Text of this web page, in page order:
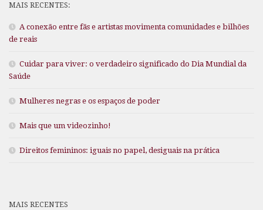
MAIS RECENTES:
A conexão entre fãs e artistas movimenta comunidades e bilhões
de reais
Cuidar para viver: o verdadeiro significado do Dia Mundial da
Saúde
Mulheres negras e os espaços de poder
Mais que um videozinho!
Direitos femininos: iguais no papel, desiguais na prática
MAIS RECENTES